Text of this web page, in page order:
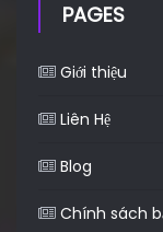
PAGES
Giới thiệu
Liên Hệ
Blog
Chính sách